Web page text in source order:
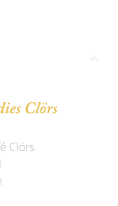
Clörs